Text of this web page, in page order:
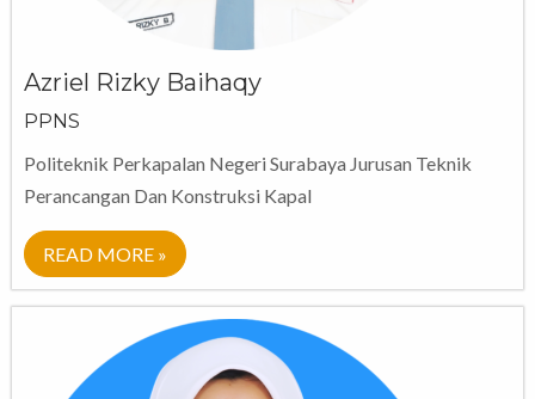
Azriel Rizky Baihaqy
PPNS
Politeknik Perkapalan Negeri Surabaya Jurusan Teknik
Perancangan Dan Konstruksi Kapal
READ MORE »